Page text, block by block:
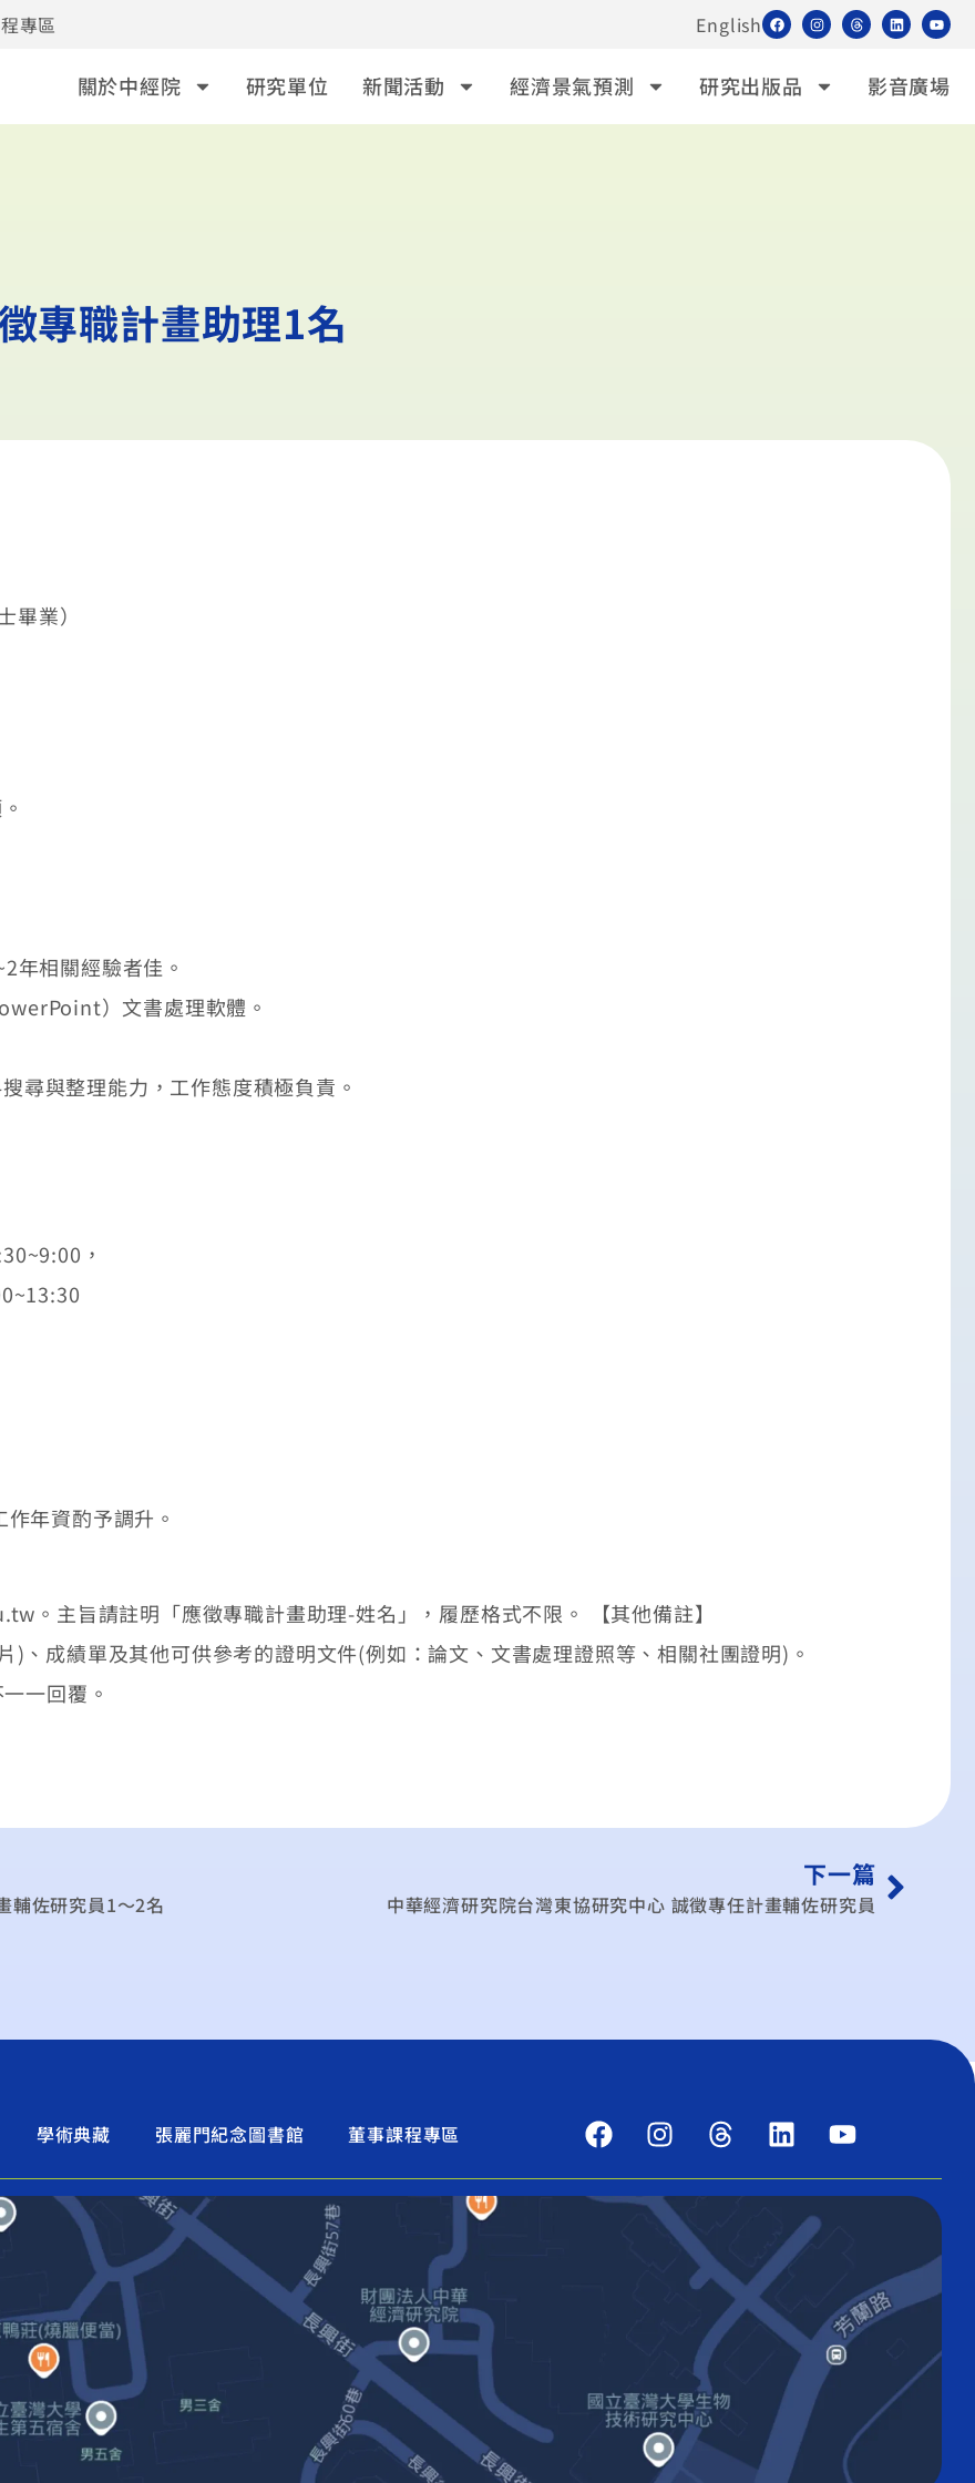
專區 English
關於中經院 研究單位 新聞活動 經濟景氣預測 研究出版品 影音廣場
專職計畫助理1名
畢業）
相關經驗者佳。
）文書處理軟體。
與整理能力，工作態度積極負責。
，
年資酌予調升。
。主旨請註明「應徵專職計畫助理-姓名」，履歷格式不限。 【其他備註】
成績單及其他可供參考的證明文件(例如：論文、文書處理證照等、相關社團證明)。
一回覆。
輔佐研究員1～2名
下一篇
中華經濟研究院台灣東協研究中心 誠徵專任計畫輔佐研究員
學術典藏 張麗門紀念圖書館 董事課程專區